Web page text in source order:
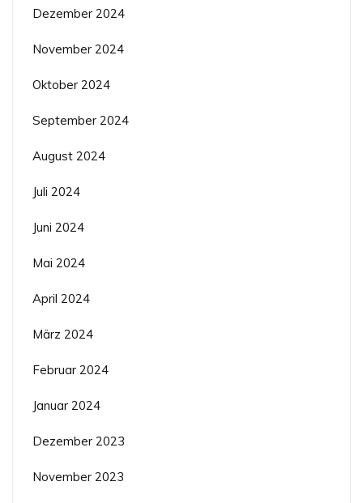
Dezember 2024
November 2024
Oktober 2024
September 2024
August 2024
Juli 2024
Juni 2024
Mai 2024
April 2024
März 2024
Februar 2024
Januar 2024
Dezember 2023
November 2023